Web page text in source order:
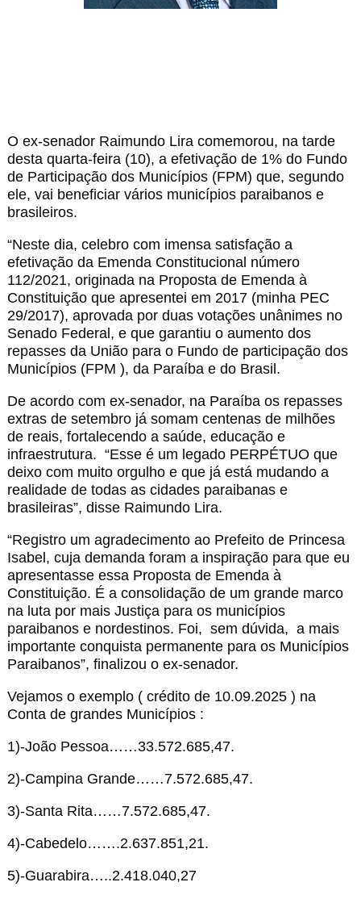
O ex-senador Raimundo Lira comemorou, na tarde
desta quarta-feira (10), a efetivação de 1% do Fundo
de Participação dos Municípios (FPM) que, segundo
ele, vai beneficiar vários municípios paraibanos e
brasileiros.
“Neste dia, celebro com imensa satisfação a
efetivação da Emenda Constitucional número
112/2021, originada na Proposta de Emenda à
Constituição que apresentei em 2017 (minha PEC
29/2017), aprovada por duas votações unânimes no
Senado Federal, e que garantiu o aumento dos
repasses da União para o Fundo de participação dos
Municípios (FPM ), da Paraíba e do Brasil.
De acordo com ex-senador, na Paraíba os repasses
extras de setembro já somam centenas de milhões
de reais, fortalecendo a saúde, educação e
infraestrutura. “Esse é um legado PERPÉTUO que
deixo com muito orgulho e que já está mudando a
realidade de todas as cidades paraibanas e
brasileiras”, disse Raimundo Lira.
“Registro um agradecimento ao Prefeito de Princesa
Isabel, cuja demanda foram a inspiração para que eu
apresentasse essa Proposta de Emenda à
Constituição. É a consolidação de um grande marco
na luta por mais Justiça para os municípios
paraibanos e nordestinos. Foi, sem dúvida, a mais
importante conquista permanente para os Municípios
Paraibanos”, finalizou o ex-senador.
Vejamos o exemplo ( crédito de 10.09.2025 ) na
Conta de grandes Municípios :
1)-João Pessoa……33.572.685,47.
2)-Campina Grande……7.572.685,47.
3)-Santa Rita……7.572.685,47.
4)-Cabedelo…….2.637.851,21.
5)-Guarabira…..2.418.040,27